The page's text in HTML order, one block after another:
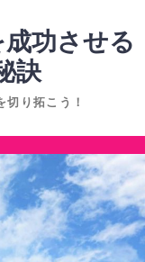
功させる
訣
り拓こう！